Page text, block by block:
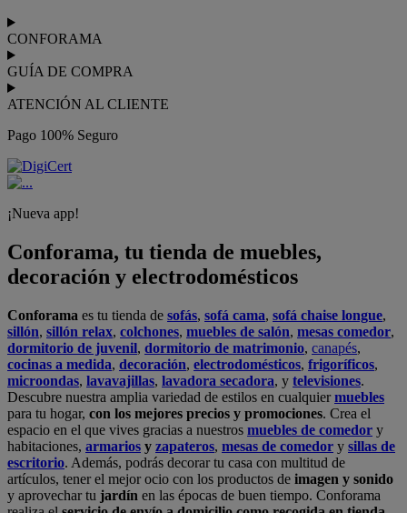
CONFORAMA
GUÍA DE COMPRA
ATENCIÓN AL CLIENTE
Pago 100% Seguro
¡Nueva app!
Conforama, tu tienda de muebles,
decoración y electrodomésticos
Conforama es tu tienda de sofás, sofá cama, sofá chaise longue,
sillón, sillón relax, colchones, muebles de salón, mesas comedor,
dormitorio de juvenil, dormitorio de matrimonio, canapés,
cocinas a medida, decoración, electrodomésticos, frigoríficos,
microondas, lavavajillas, lavadora secadora, y televisiones.
Descubre nuestra amplia variedad de estilos en cualquiermuebles
para tu hogar, con los mejores precios y promociones. Crea el
espacio en el que vives gracias a nuestros muebles de comedor y
habitaciones, armarios y zapateros, mesas de comedor y sillas de
escritorio. Además, podrás decorar tu casa con multitud de
artículos, tener el mejor ocio con los productos de imagen y sonido
y aprovechar tu jardín en las épocas de buen tiempo. Conforama